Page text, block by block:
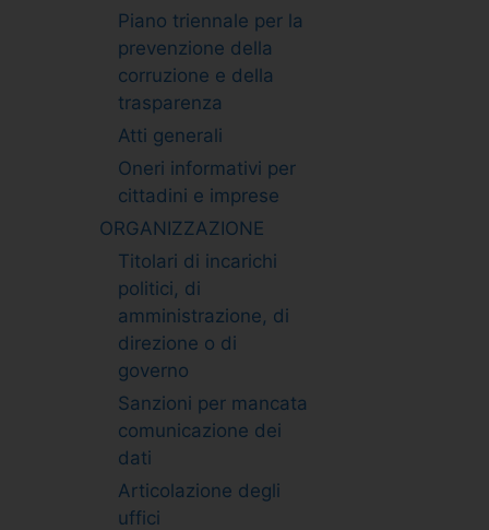
Piano triennale per la
prevenzione della
corruzione e della
trasparenza
Atti generali
Oneri informativi per
cittadini e imprese
ORGANIZZAZIONE
Titolari di incarichi
politici, di
amministrazione, di
direzione o di
governo
Sanzioni per mancata
comunicazione dei
dati
Articolazione degli
uffici